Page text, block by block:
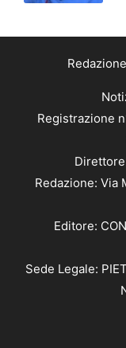
Redazione
Registrazione
Redazione: Via
Editore:
Sede Legale: